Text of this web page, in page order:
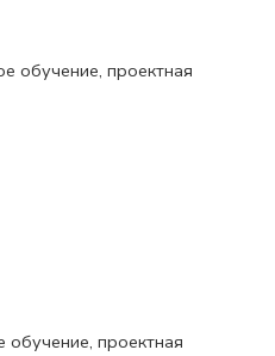
обучение, проектная
обучение, проектная